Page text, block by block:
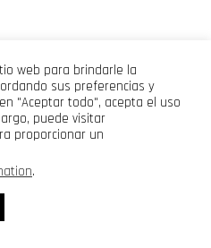
web para brindarle la
sus preferencias y
"Aceptar todo", acepta el uso
puede visitar
proporcionar un
.